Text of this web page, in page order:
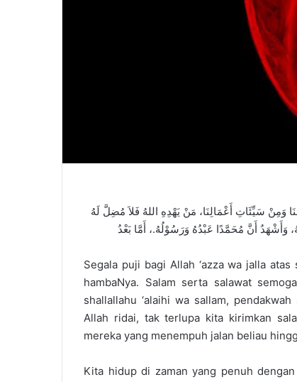
وَمِنْ سَيِّئَاتِ أَعْمَالِنَا، مَنْ يَهْدِهِ اللهُ فَلاَ مُضِلَّ لَهُ
Segala puji bagi Allah ‘azza wa jalla
hambaNya. Salam serta salawat
shallallahu ‘alaihi wa sallam,
Allah ridai, tak terlupa kita kirimkan
mereka yang menempuh jalan beliau
Kita hidup di zaman yang penuh